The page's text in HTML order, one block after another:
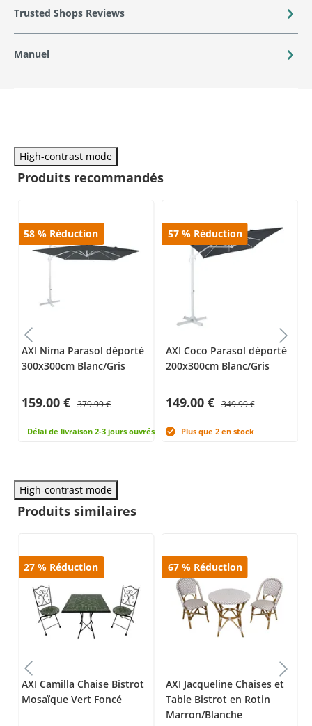
Trusted Shops Reviews
Manuel
High-contrast mode
Produits recommandés
58 % Réduction
AXI Nima Parasol déporté
300x300cm Blanc/Gris
159.00 € 379.99 €
Délai de livraison 2-3 jours ouvrés
57 % Réduction
AXI Coco Parasol déporté
200x300cm Blanc/Gris
149.00 € 349.99 €
Plus que 2 en stock
High-contrast mode
Produits similaires
27 % Réduction
AXI Camilla Chaise Bistrot
Mosaïque Vert Foncé
67 % Réduction
AXI Jacqueline Chaises et
Table Bistrot en Rotin
Marron/Blanche